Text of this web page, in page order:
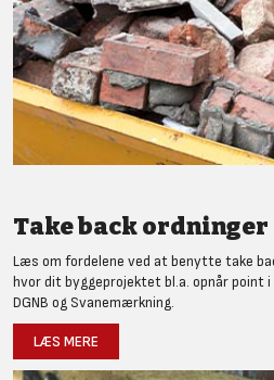
Take back ordninger
Læs om fordelene ved at benytte take
hvor dit byggeprojektet bl.a. opnår point
DGNB og Svanemærkning.
LÆS MERE